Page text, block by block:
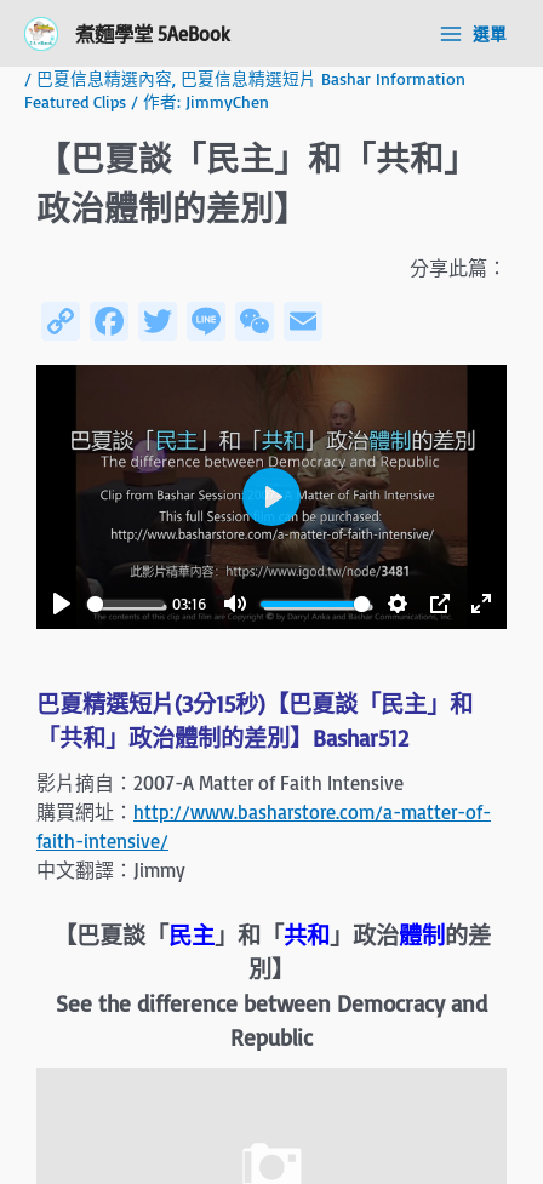
煮麵學堂 5AeBook
Main
Menu
選單
/ 巴夏信息精選內容 巴夏信息精選短片 Bashar Information
Featured Clips / 作者: JimmyChen
【巴夏談「民主」和「共和」
政治體制的差別】
分享此篇：
C
o
Li
Fa
ce
o
ok
T
wi
er
Li
n
W
e
h
at
m
ail
P
a
y
03:16
M
t
e
S
t
t
n
g
P
E
u
s
r
P
y
巴夏精選短片(3分15秒)【巴夏談「民主」和
「共和」政治體制的差別】Bashar512
影片摘自：2007-A Matter of Faith Intensive
購買網址： http://www.basharstore.com/a-matter-of-
faith-intensive/
中文翻譯：Jimmy
【巴夏談「民主」和「共和 」政治體制 的差
別】
See the difference between Democracy and
Republic
navigation